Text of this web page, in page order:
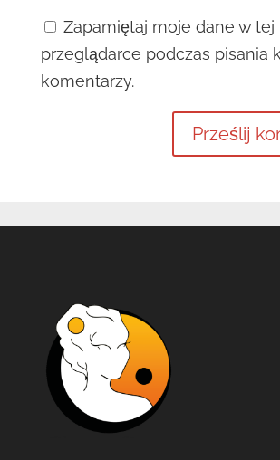
Zapamiętaj moje dane w tej
przeglądarce podczas pisania
komentarzy.